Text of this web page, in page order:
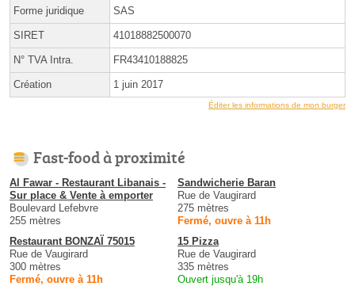
Forme juridique SAS
SIRET 41018882500070
N° TVA Intra. FR43410188825
Création 1 juin 2017
Éditer les informations de mon burger
Fast-food à proximité
Al Fawar - Restaurant Libanais -
Sur place & Vente à emporter
Boulevard Lefebvre
255 mètres
Sandwicherie Baran
Rue de Vaugirard
275 mètres
Fermé, ouvre à 11h
Restaurant BONZAÏ 75015
Rue de Vaugirard
300 mètres
Fermé, ouvre à 11h
15 Pizza
Rue de Vaugirard
335 mètres
Ouvert jusqu'à 19h